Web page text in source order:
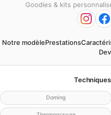
Goodies & kits
Notre modèlePrestations
Doming